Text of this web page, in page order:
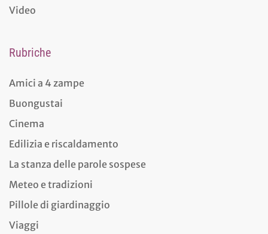
Video
Rubriche
Amici a 4 zampe
Buongustai
Cinema
Edilizia e riscaldamento
La stanza delle parole sospese
Meteo e tradizioni
Pillole di giardinaggio
Viaggi